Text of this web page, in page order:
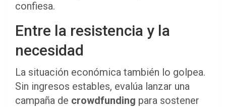
confiesa.
Entre la resistencia y la
necesidad
La situación económica también lo golpea.
Sin ingresos estables, evalúa lanzar una
campaña de crowdfunding para sostener